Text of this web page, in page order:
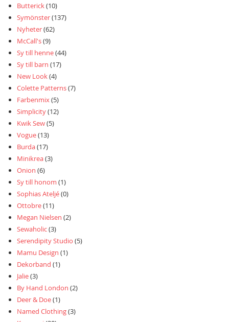
Butterick(10)
Symönster(137)
Nyheter(62)
McCall's(9)
Sy till henne(44)
Sy till barn (17)
New Look(4)
Colette Patterns(7)
Farbenmix(5)
Simplicity(12)
Kwik Sew(5)
Vogue(13)
Burda(17)
Minikrea(3)
Onion (6)
Sy till honom (1)
Sophias Ateljé(0)
Ottobre(11)
Megan Nielsen (2)
Sewaholic(3)
Serendipity Studio (5)
Mamu Design (1)
Dekorband (1)
Jalie(3)
By Hand London (2)
Deer & Doe(1)
Named Clothing(3)